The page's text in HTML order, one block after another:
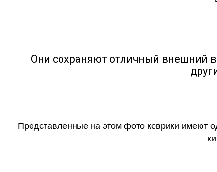
Они сохраняют отличный внешний
Представленные на этом фото коврики имеют